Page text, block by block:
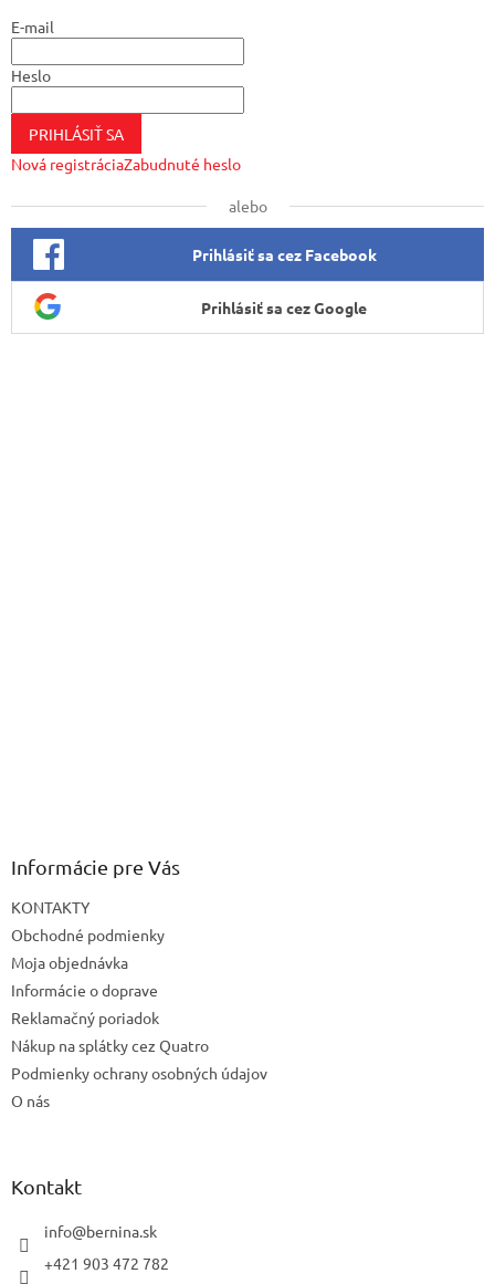
E-mail
Heslo
PRIHLÁSIŤ SA
Nová registráciaZabudnuté heslo
alebo
Prihlásiť sa cez Facebook
Prihlásiť sa cez Google
Informácie pre Vás
KONTAKTY
Obchodné podmienky
Moja objednávka
Informácie o doprave
Reklamačný poriadok
Nákup na splátky cez Quatro
Podmienky ochrany osobných údajov
O nás
Kontakt
info@bernina.sk
+421 903 472 782